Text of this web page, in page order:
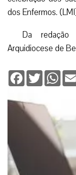
dos Enfermos.
Da redação
Arquidiocese de
Facebook
Twitter